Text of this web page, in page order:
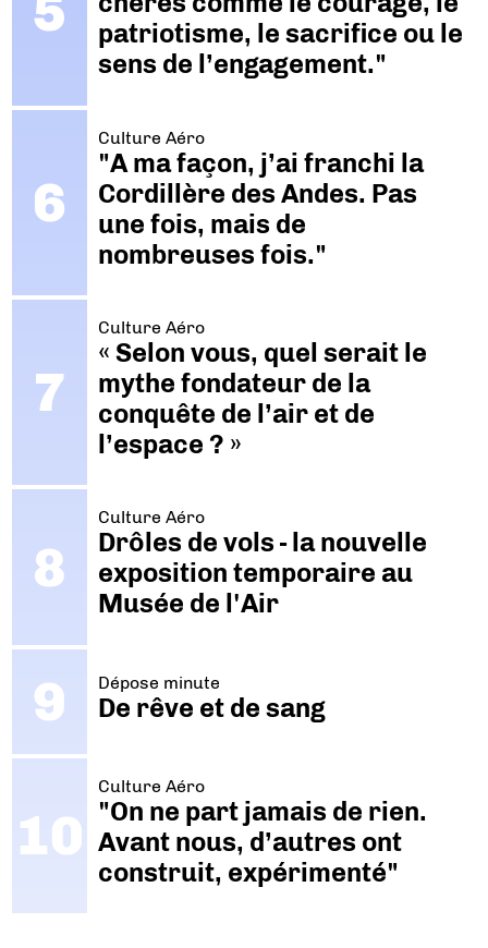
patriotisme, le sacrifice ou le
sens de l’engagement."
Culture Aéro
"A ma façon, j’ai franchi la
Cordillère des Andes. Pas
une fois, mais de
nombreuses fois."
Culture Aéro
« Selon vous, quel serait le
mythe fondateur de la
conquête de l’air et de
l’espace ? »
Culture Aéro
Drôles de vols - la nouvelle
exposition temporaire au
Musée de l'Air
Dépose minute
De rêve et de sang
Culture Aéro
"On ne part jamais de rien.
Avant nous, d’autres ont
construit, expérimenté"